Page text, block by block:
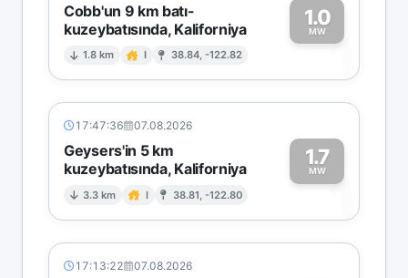
Cobb'un 9 km batı-
kuzeybatısında, Kaliforniya
1.8 km I 38.84, -122.82
1.0
MW1
17:47:36 07.08.2026
Geysers'in 5 km
kuzeybatısında, Kaliforniya
3.3 km I 38.81, -122.80
1.7
MW1
17:13:22 07.08.2026